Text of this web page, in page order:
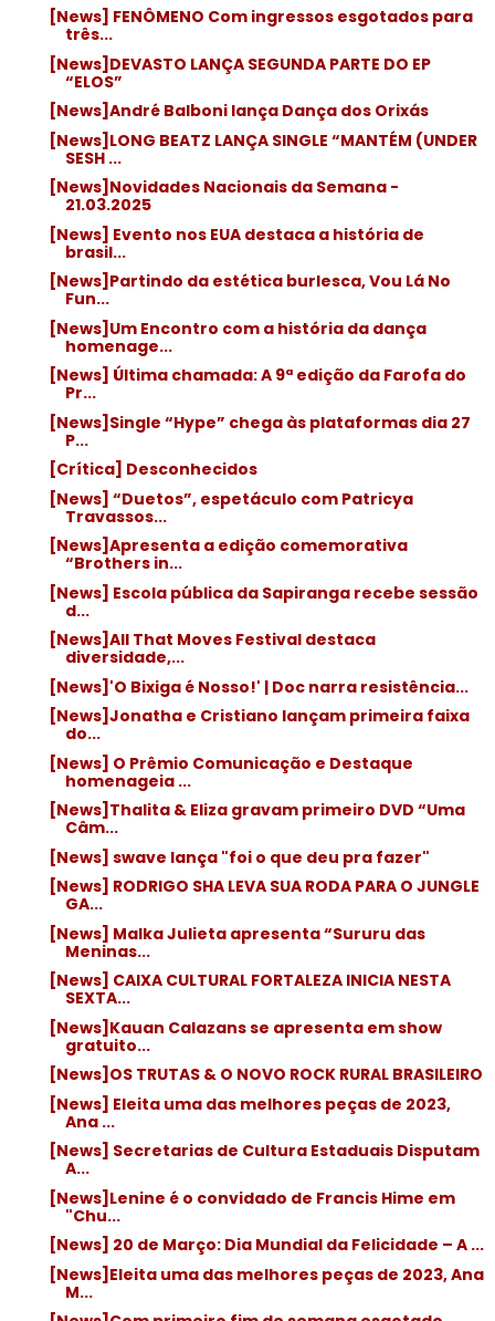
[News] FENÔMENO Com ingressos esgotados para
três...
[News]DEVASTO LANÇA SEGUNDA PARTE DO EP
“ELOS”
[News]André Balboni lança Dança dos Orixás
[News]LONG BEATZ LANÇA SINGLE “MANTÉM (UNDER
SESH ...
[News]Novidades Nacionais da Semana -
21.03.2025
[News] Evento nos EUA destaca a história de
brasil...
[News]Partindo da estética burlesca, Vou Lá No
Fun...
[News]Um Encontro com a história da dança
homenage...
[News] Última chamada: A 9ª edição da Farofa do
Pr...
[News]Single “Hype” chega às plataformas dia 27
P...
[Crítica] Desconhecidos
[News] “Duetos”, espetáculo com Patricya
Travassos...
[News]Apresenta a edição comemorativa
“Brothers in...
[News] Escola pública da Sapiranga recebe sessão
d...
[News]All That Moves Festival destaca
diversidade,...
[News]'O Bixiga é Nosso!' | Doc narra resistência...
[News]Jonatha e Cristiano lançam primeira faixa
do...
[News] O Prêmio Comunicação e Destaque
homenageia ...
[News]Thalita & Eliza gravam primeiro DVD “Uma
Câm...
[News] swave lança "foi o que deu pra fazer"
[News] RODRIGO SHA LEVA SUA RODA PARA O JUNGLE
GA...
[News] Malka Julieta apresenta “Sururu das
Meninas...
[News] CAIXA CULTURAL FORTALEZA INICIA NESTA
SEXTA...
[News]Kauan Calazans se apresenta em show
gratuito...
[News]OS TRUTAS & O NOVO ROCK RURAL BRASILEIRO
[News] Eleita uma das melhores peças de 2023,
Ana ...
[News] Secretarias de Cultura Estaduais Disputam
A...
[News]Lenine é o convidado de Francis Hime em
"Chu...
[News] 20 de Março: Dia Mundial da Felicidade – A ...
[News]Eleita uma das melhores peças de 2023, Ana
M...